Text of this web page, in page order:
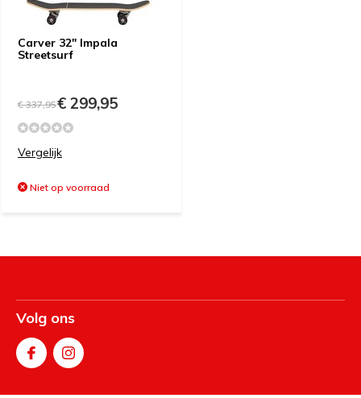
Carver 32" Impala
Streetsurf
€ 337,95€ 299,95
Vergelijk
Niet op voorraad
Volg ons